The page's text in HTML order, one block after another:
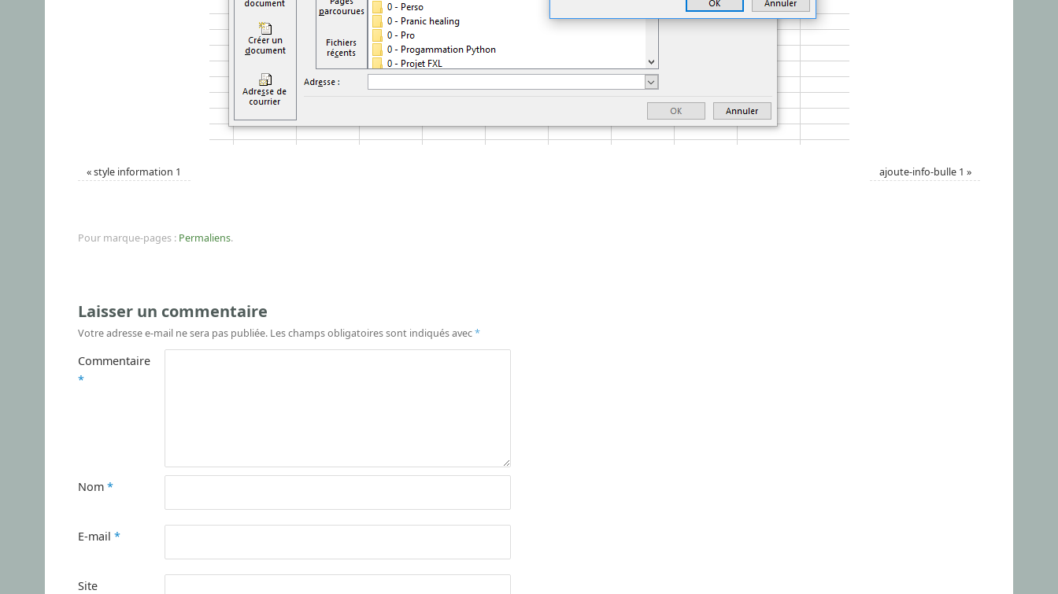
«style information 1 ajoute-info-bulle 1 »
Pour marque-pages : Permaliens.
Laisser un commentaire
Votre adresse e-mail ne sera pas publiée. Les champs obligatoires sont indiqués avec*
Commentaire
*
Nom *
E-mail *
Site